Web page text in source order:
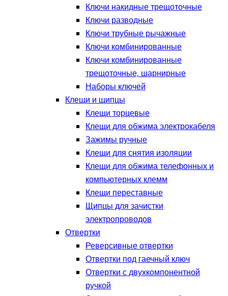
Ключи накидные трещоточные
Ключи разводные
Ключи трубные рычажные
Ключи комбинированные
Ключи комбинированные
трещоточные, шарнирные
Наборы ключей
Клещи и щипцы
Клещи торцевые
Клещи для обжима электрокабеля
Зажимы ручные
Клещи для снятия изоляции
Клещи для обжима телефонных и
компьютерных клемм
Клещи переставные
Щипцы для зачистки
электропроводов
Отвертки
Реверсивные отвертки
Отвертки под гаечный ключ
Отвертки с двухкомпонентной
ручкой